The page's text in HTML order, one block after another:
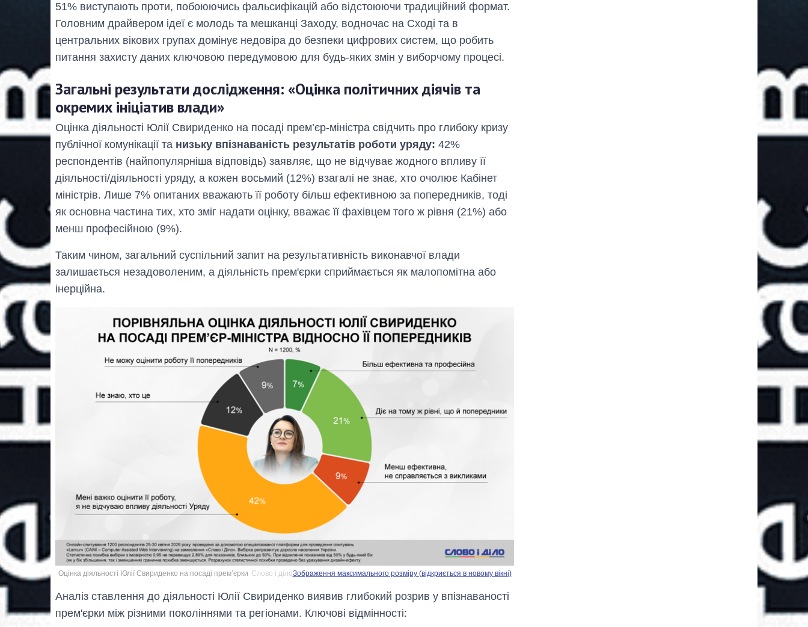
51% виступають проти, побоюючись фальсифікацій або відстоюючи традиційний формат.
Головним драйвером ідеї є молодь та мешканці Заходу, водночас на Сході та в
центральних вікових групах домінує недовіра до безпеки цифрових систем, що робить
питання захисту даних ключовою передумовою для будь-яких змін у виборчому процесі.
Загальні результати дослідження: «Оцінка політичних діячів та
окремих ініціатив влади»
Оцінка діяльності Юлії Свириденко на посаді прем’єр-міністра свідчить про глибоку кризу
публічної комунікації та низьку впізнаваність результатів роботи уряду: 42%
респондентів (найпопулярніша відповідь) заявляє, що не відчуває жодного впливу її
діяльності/діяльності уряду, а кожен восьмий (12%) взагалі не знає, хто очолює Кабінет
міністрів. Лише 7% опитаних вважають її роботу більш ефективною за попередників, тоді
як основна частина тих, хто зміг надати оцінку, вважає її фахівцем того ж рівня (21%) або
менш професійною (9%).
Таким чином, загальний суспільний запит на результативність виконавчої влади
залишається незадоволеним, а діяльність прем'єрки сприймається як малопомітна або
інерційна.
Оцінка діяльності Юлії Свириденко на посаді прем’єрки Слово і ділоЗображення максимального розміру (відкриється в новому вікні)
Аналіз ставлення до діяльності Юлії Свириденко виявив глибокий розрив у впізнаваності
прем'єрки між різними поколіннями та регіонами. Ключові відмінності: